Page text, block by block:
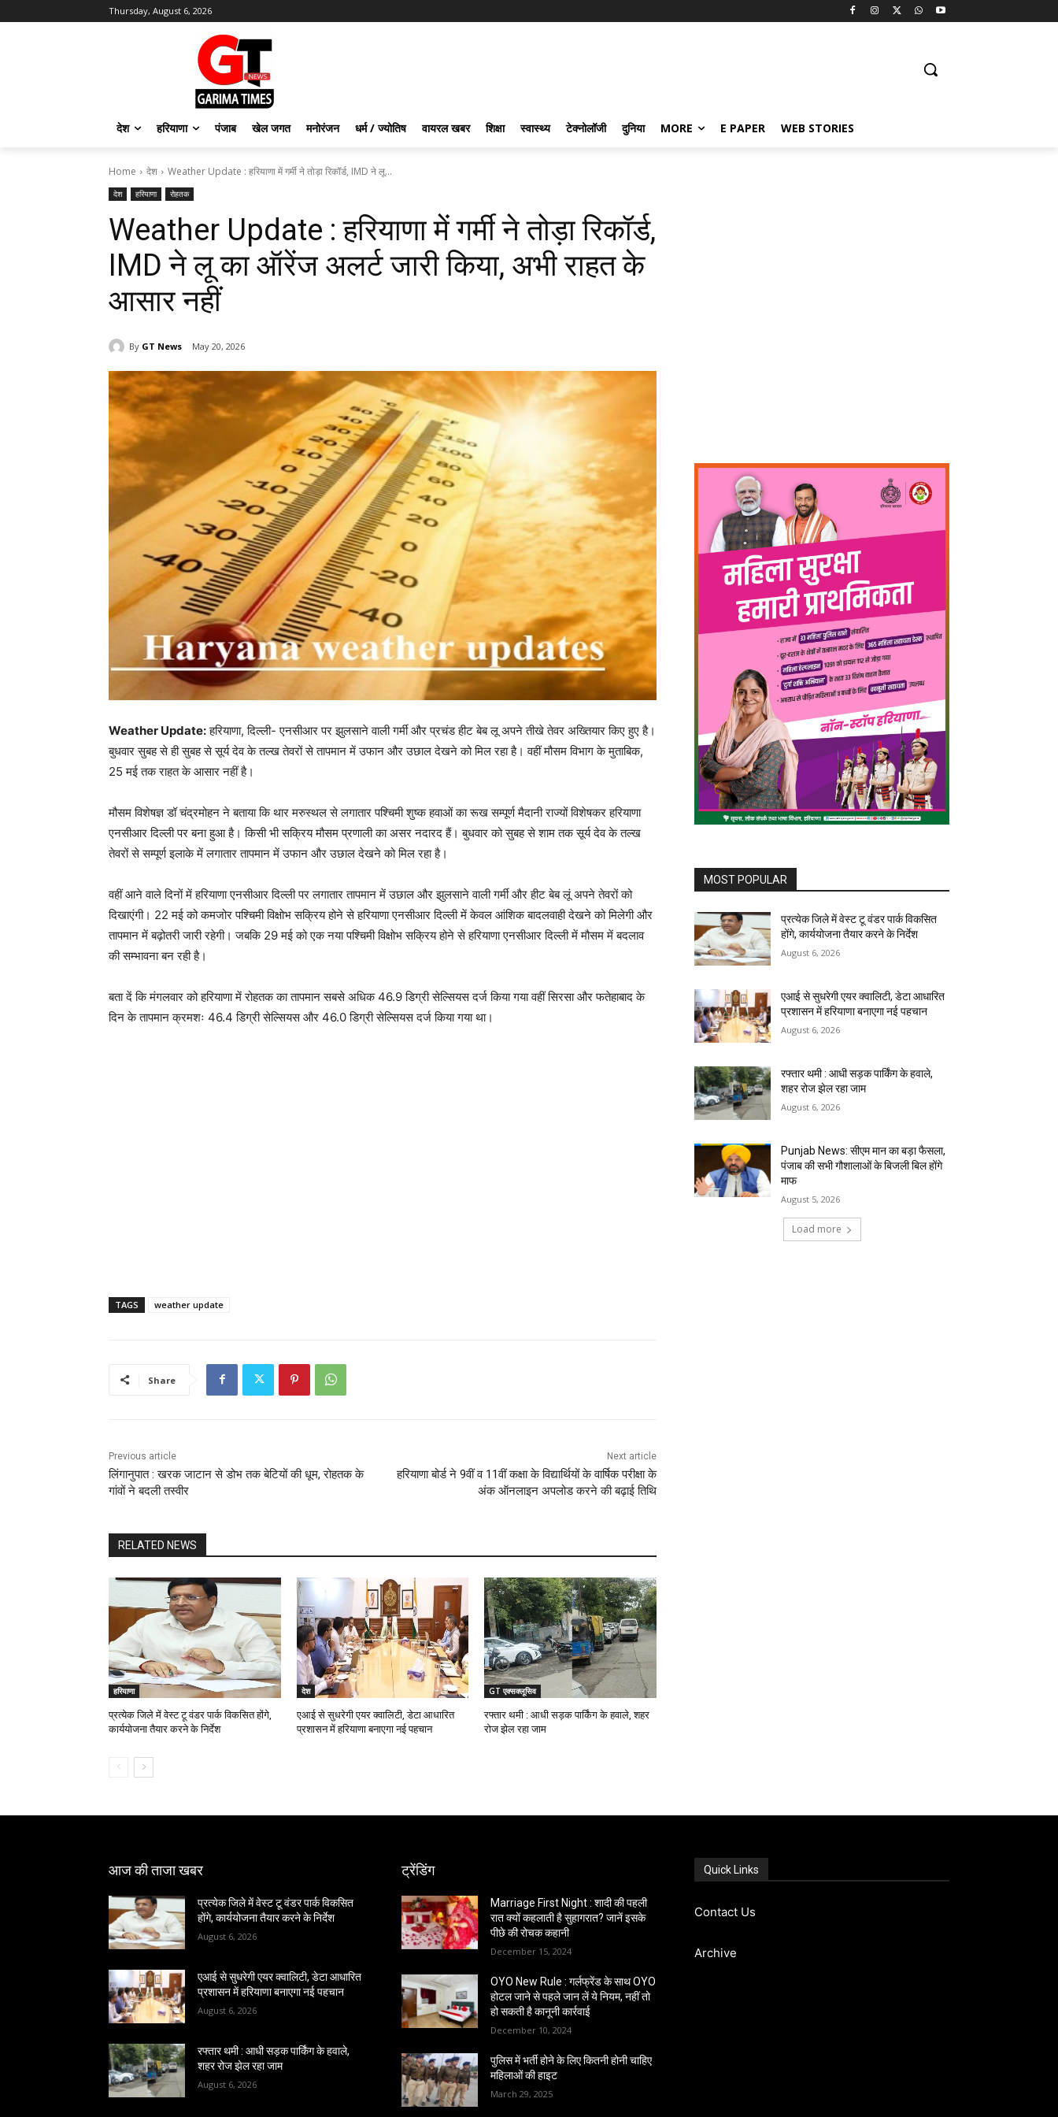
Thursday, August 6, 2026
देश हरियाणा पंजाब खेल जगत मनोरंजन धर्म / ज्योतिष वायरल खबर शिक्षा स्वास्थ्य टेक्नोलॉजी दुनिया MORE E PAPER WEB STORIES
Home देश Weather Update : हरियाणा में गर्मी ने तोड़ा रिकॉर्ड, IMD ने लू...
देश हरियाणा रोहतक
Weather Update : हरियाणा में गर्मी ने तोड़ा रिकॉर्ड,
IMD ने लू का ऑरेंज अलर्ट जारी किया, अभी राहत के
आसार नहीं
By GT News May 20, 2026
Weather Update:हरियाणा, दिल्ली- एनसीआर पर झुलसाने वाली गर्मी और प्रचंड हीट बेब लू अपने तीखे तेवर अख्तियार किए हुए है।
बुधवार सुबह से ही सुबह से सूर्य देव के तल्ख तेवरों से तापमान में उफान और उछाल देखने को मिल रहा है। वहीं मौसम विभाग के मुताबिक,
25 मई तक राहत के आसार नहीं है।
मौसम विशेषज्ञ डॉ चंद्रमोहन ने बताया कि थार मरुस्थल से लगातार पश्चिमी शुष्क हवाओं का रूख सम्पूर्ण मैदानी राज्यों विशेषकर हरियाणा
एनसीआर दिल्ली पर बना हुआ है। किसी भी सक्रिय मौसम प्रणाली का असर नदारद हैं। बुधवार को सुबह से शाम तक सूर्य देव के तल्ख
तेवरों से सम्पूर्ण इलाके में लगातार तापमान में उफान और उछाल देखने को मिल रहा है।
वहीं आने वाले दिनों में हरियाणा एनसीआर दिल्ली पर लगातार तापमान में उछाल और झुलसाने वाली गर्मी और हीट बेब लूं अपने तेवरों को
दिखाएंगी। 22 मई को कमजोर पश्चिमी विक्षोभ सक्रिय होने से हरियाणा एनसीआर दिल्ली में केवल आंशिक बादलवाही देखने को मिलेगी और
तापमान में बढ़ोतरी जारी रहेगी। जबकि 29 मई को एक नया पश्चिमी विक्षोभ सक्रिय होने से हरियाणा एनसीआर दिल्ली में मौसम में बदलाव
की सम्भावना बन रही है।
बता दें कि मंगलवार को हरियाणा में रोहतक का तापमान सबसे अधिक 46.9 डिग्री सेल्सियस दर्ज किया गया वहीं सिरसा और फतेहाबाद के
दिन के तापमान क्रमशः 46.4 डिग्री सेल्सियस और 46.0 डिग्री सेल्सियस दर्ज किया गया था।
TAGS weather update
Share
Previous article
लिंगानुपात : खरक जाटान से डोभ तक बेटियों की धूम, रोहतक के
गांवों ने बदली तस्वीर
Next article
हरियाणा बोर्ड ने 9वीं व 11वीं कक्षा के विद्यार्थियों के वार्षिक परीक्षा के
अंक ऑनलाइन अपलोड करने की बढ़ाई तिथि
RELATED NEWS
हरियाणा
प्रत्येक जिले में वेस्ट टू वंडर पार्क विकसित होंगे,
कार्ययोजना तैयार करने के निर्देश
देश
एआई से सुधरेगी एयर क्वालिटी, डेटा आधारित
प्रशासन में हरियाणा बनाएगा नई पहचान
GT एक्सक्लूसिव
रफ्तार थमी : आधी सड़क पार्किंग के हवाले, शहर
रोज झेल रहा जाम
MOST POPULAR
प्रत्येक जिले में वेस्ट टू वंडर पार्क विकसित
होंगे, कार्ययोजना तैयार करने के निर्देश
August 6, 2026
एआई से सुधरेगी एयर क्वालिटी, डेटा आधारित
प्रशासन में हरियाणा बनाएगा नई पहचान
August 6, 2026
रफ्तार थमी : आधी सड़क पार्किंग के हवाले,
शहर रोज झेल रहा जाम
August 6, 2026
Punjab News: सीएम मान का बड़ा फैसला,
पंजाब की सभी गौशालाओं के बिजली बिल होंगे
माफ
August 5, 2026
Load more
आज की ताजा खबर
प्रत्येक जिले में वेस्ट टू वंडर पार्क विकसित
होंगे, कार्ययोजना तैयार करने के निर्देश
August 6, 2026
एआई से सुधरेगी एयर क्वालिटी, डेटा आधारित
प्रशासन में हरियाणा बनाएगा नई पहचान
August 6, 2026
रफ्तार थमी : आधी सड़क पार्किंग के हवाले,
शहर रोज झेल रहा जाम
August 6, 2026
ट्रेंडिंग
Marriage First Night : शादी की पहली
रात क्यों कहलाती है सुहागरात? जानें इसके
पीछे की रोचक कहानी
December 15, 2024
OYO New Rule : गर्लफ्रेंड के साथ OYO
होटल जाने से पहले जान लें ये नियम, नहीं तो
हो सकती है कानूनी कार्रवाई
December 10, 2024
पुलिस में भर्ती होने के लिए कितनी होनी चाहिए
महिलाओं की हाइट
March 29, 2025
Quick Links
Contact Us
Archive